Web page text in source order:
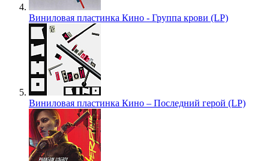
Виниловая пластинка Кино - Группа крови (LP)
Виниловая пластинка Кино – Последний герой (LP)